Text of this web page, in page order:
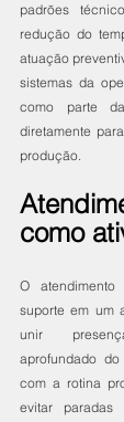
padrões
redução do
atuação
sistemas da
como parte
diretamente
produção.
como
O
suporte em um
unir
aprofundado
com a rotina
evitar